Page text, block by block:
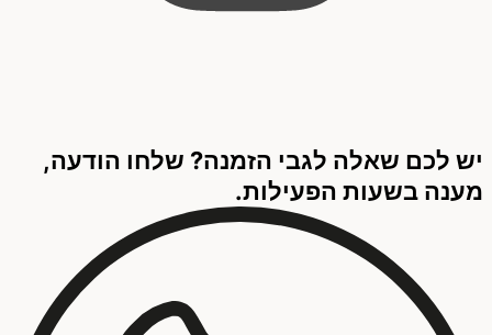
יש לכם שאלה לגבי הזמנה? שלחו הודעה,
מענה בשעות הפעילות.